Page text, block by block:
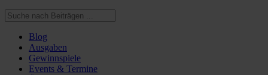
Blog
Ausgaben
Gewinnspiele
Events & Termine